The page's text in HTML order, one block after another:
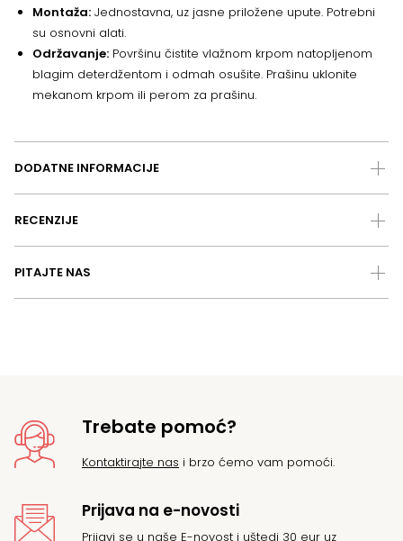
Montaža: Jednostavna, uz jasne priložene upute. Potrebni
su osnovni alati.
Održavanje: Površinu čistite vlažnom krpom natopljenom
blagim deterdžentom i odmah osušite. Prašinu uklonite
mekanom krpom ili perom za prašinu.
DODATNE INFORMACIJE
RECENZIJE
PITAJTE NAS
Trebate pomoć?
Kontaktirajte nas i brzo ćemo vam pomoći.
Prijava na e-novosti
Prijavi se u naše E-novost i uštedi 30 eur uz